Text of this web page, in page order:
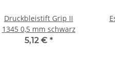
Druckbleistift Grip II
1345 0,5 mm schwarz
5,12 € *